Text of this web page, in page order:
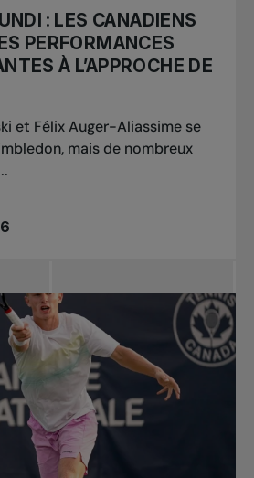
: LES CANADIENS
PERFORMANCES
À L’APPROCHE DE
et Félix Auger-Aliassime se
mais de nombreux